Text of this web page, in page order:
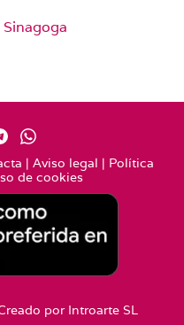
Sinagoga
| Aviso legal | Política
de cookies
por Introarte SL